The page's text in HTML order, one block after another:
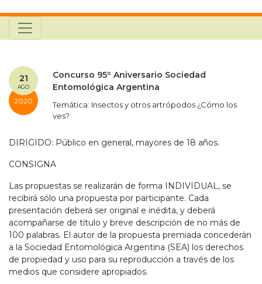
21
AGO
2020
Concurso 95º Aniversario Sociedad
Entomológica Argentina
Temática: Insectos y otros artrópodos ¿Cómo los
ves?
DIRIGIDO: Público en general, mayores de 18 años.
CONSIGNA
Las propuestas se realizarán de forma INDIVIDUAL, se
recibirá sólo una propuesta por participante. Cada
presentación deberá ser original e inédita, y deberá
acompañarse de título y breve descripción de no más de
100 palabras. El autor de la propuesta premiada concederán
a la Sociedad Entomológica Argentina (SEA) los derechos
de propiedad y uso para su reproducción a través de los
medios que considere apropiados.